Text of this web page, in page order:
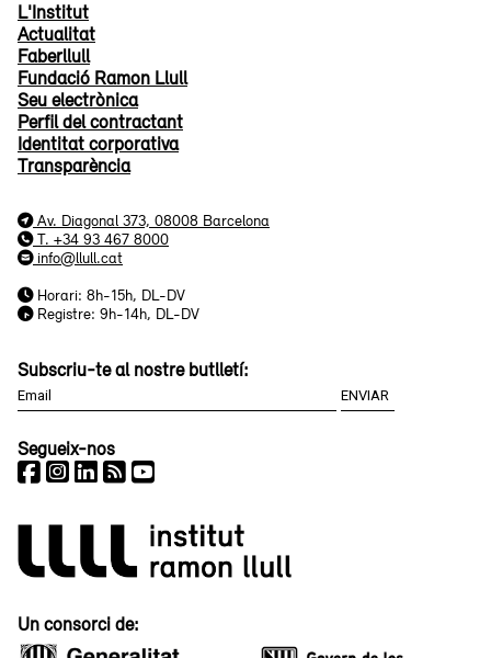
L'Institut
Actualitat
Faberllull
Fundació Ramon Llull
Seu electrònica
Perfil del contractant
Identitat corporativa
Transparència
Av. Diagonal 373, 08008 Barcelona
T. +34 93 467 8000
info@llull.cat
Horari: 8h-15h, DL-DV
Registre: 9h-14h, DL-DV
Subscriu-te al nostre butlletí:
Segueix-nos
Un consorci de: